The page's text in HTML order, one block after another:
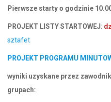
Pierwsze starty o godzinie
PROJEKT LISTY STARTOWEJ:
sztafet
PROJEKT PROGRAMU
wyniki uzyskane przez
grupach: